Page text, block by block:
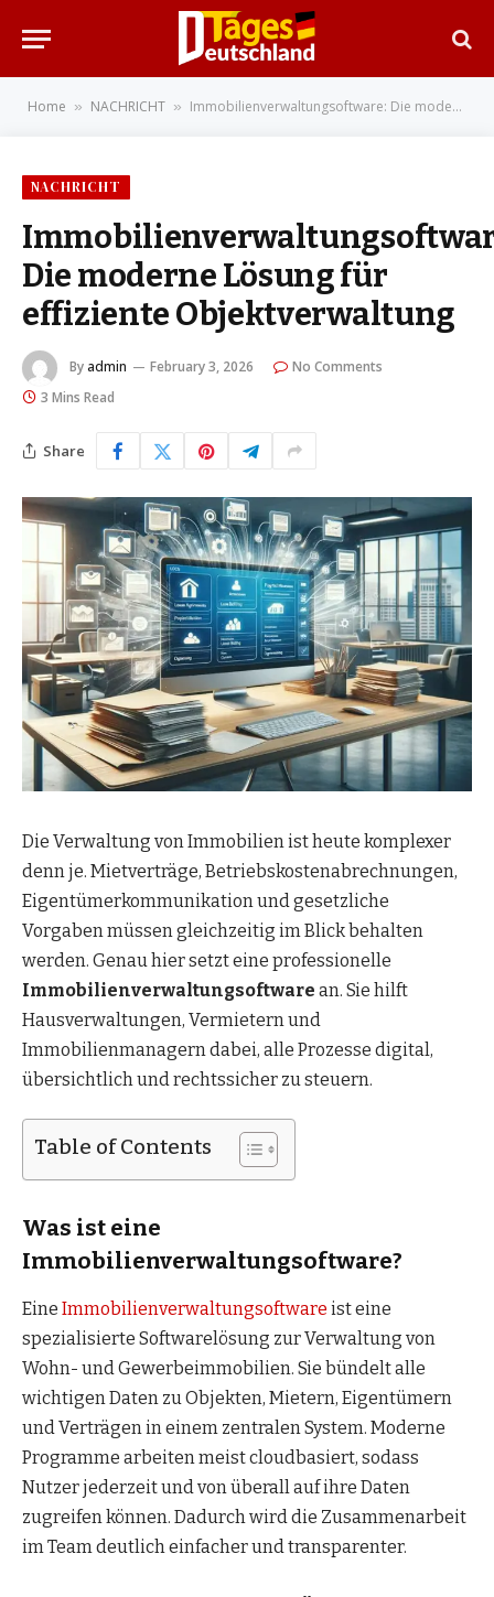
Home » NACHRICHT » Immobilienverwaltungsoftware: Die moderne Lösung für effiziente Objektverwaltung
NACHRICHT
Die moderne Lösung für
effiziente Objektverwaltung
By admin February 3, 2026
No Comments
3 Mins Read
Share
Die Verwaltung von Immobilien ist heute komplexer
denn je. Mietverträge, Betriebskostenabrechnungen,
Eigentümerkommunikation und gesetzliche
Vorgaben müssen gleichzeitig im Blick behalten
werden. Genau hier setzt eine professionelle
Immobilienverwaltungsoftware an. Sie hilft
Hausverwaltungen, Vermietern und
Immobilienmanagern dabei, alle Prozesse digital,
übersichtlich und rechtssicher zu steuern.
Table of Contents
Was ist eine
Immobilienverwaltungsoftware?
Eine Immobilienverwaltungsoftware ist eine
spezialisierte Softwarelösung zur Verwaltung von
Wohn- und Gewerbeimmobilien. Sie bündelt alle
wichtigen Daten zu Objekten, Mietern, Eigentümern
und Verträgen in einem zentralen System. Moderne
Programme arbeiten meist cloudbasiert, sodass
Nutzer jederzeit und von überall auf ihre Daten
zugreifen können. Dadurch wird die Zusammenarbeit
im Team deutlich einfacher und transparenter.